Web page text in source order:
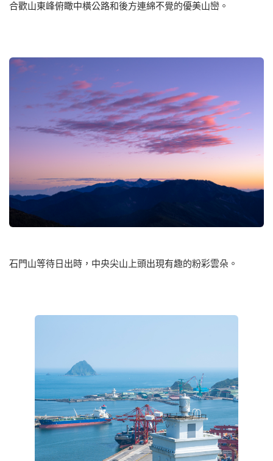
合歡山東峰俯瞰中橫公路和後方連綿不覺的優美山巒。
石門山等待日出時，中央尖山上頭出現有趣的粉彩雲朵。